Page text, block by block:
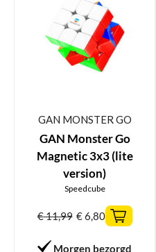
GAN MONSTER GO
GAN Monster Go
Magnetic 3x3 (lite
version)
Speedcube
€11,99 €6,80
Morgen bezorgd